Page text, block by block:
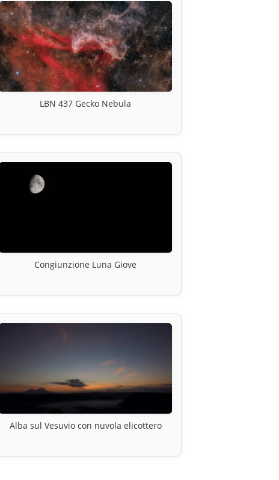
LBN 437 Gecko Nebula
Congiunzione Luna Giove
Alba sul Vesuvio con nuvola elicottero